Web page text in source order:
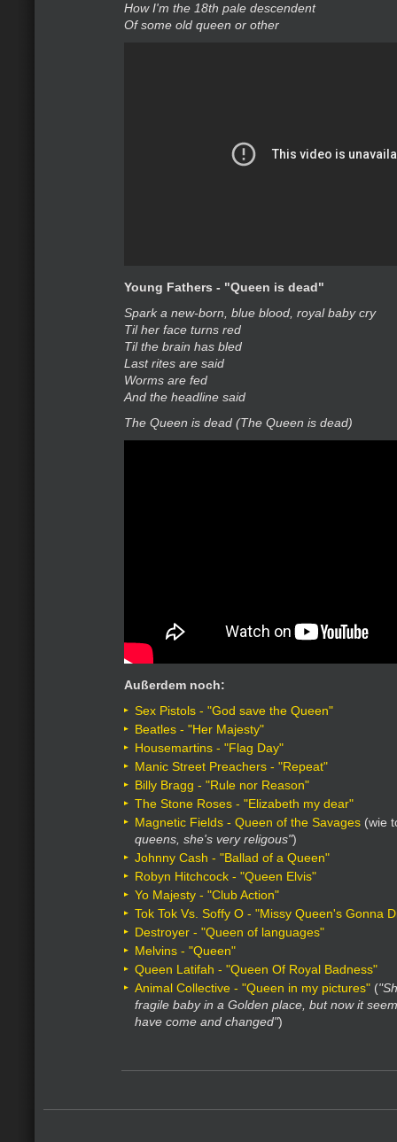
How I'm the 18th pale descendent
Of some old queen or other
Young Fathers - "Queen is dead"
Spark a new-born, blue blood, royal baby cry
Til her face turns red
Til the brain has bled
Last rites are said
Worms are fed
And the headline said
The Queen is dead (The Queen is dead)
Außerdem noch:
Sex Pistols - "God save the Queen"
Beatles - "Her Majesty"
Housemartins - "Flag Day"
Manic Street Preachers - "Repeat"
Billy Bragg - "Rule nor Reason"
The Stone Roses - "Elizabeth my dear"
Magnetic Fields - Queen of the Savages (wie
queens, she's very religous")
Johnny Cash - "Ballad of a Queen"
Robyn Hitchcock - "Queen Elvis"
Yo Majesty - "Club Action"
Tok Tok Vs. Soffy O - "Missy Queen's Gonna
Destroyer - "Queen of languages"
Melvins - "Queen"
Queen Latifah - "Queen Of Royal Badness"
Animal Collective - "Queen in my pictures" (
fragile baby in a Golden place, but now it
have come and changed")